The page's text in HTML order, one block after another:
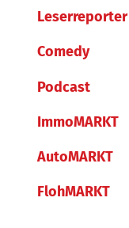
Leserreporter
Comedy
Podcast
ImmoMARKT
AutoMARKT
FlohMARKT